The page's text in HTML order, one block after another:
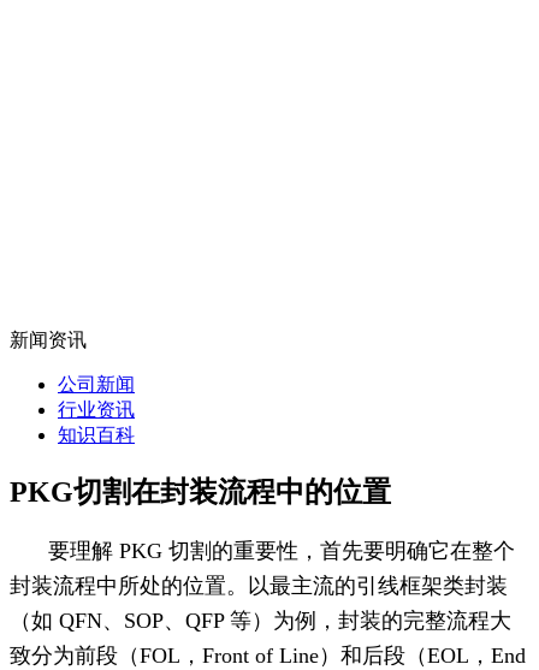
新闻资讯
公司新闻
行业资讯
知识百科
PKG切割在封装流程中的位置
要理解 PKG 切割的重要性，首先要明确它在整个
封装流程中所处的位置。以最主流的引线框架类封装
（如 QFN、SOP、QFP 等）为例，封装的完整流程大
致分为前段（FOL，Front of Line）和后段（EOL，End